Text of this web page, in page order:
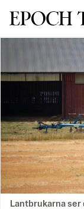
Svenska
Lantbrukarna